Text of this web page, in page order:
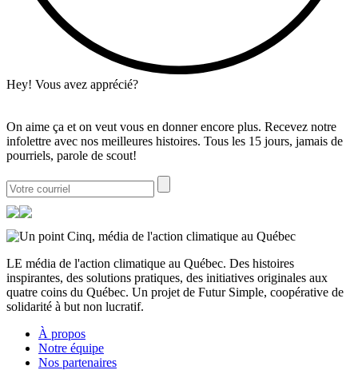
Hey! Vous avez apprécié?
On aime ça et on veut vous en donner encore plus. Recevez notre
infolettre avec nos meilleures histoires. Tous les 15 jours, jamais de
pourriels, parole de scout!
LE média de l'action climatique au Québec. Des histoires
inspirantes, des solutions pratiques, des initiatives originales aux
quatre coins du Québec. Un projet de Futur Simple, coopérative de
solidarité à but non lucratif.
À propos
Notre équipe
Nos partenaires